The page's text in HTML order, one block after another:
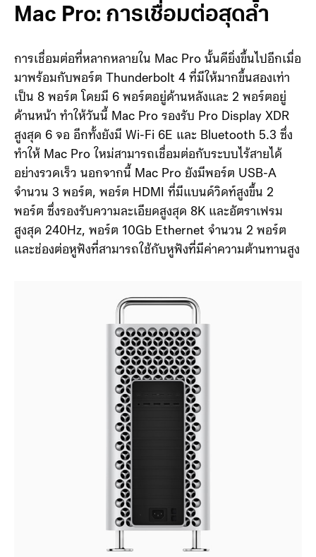
Mac Pro: การเชื่อมต่อสุดล้ำ
การเชื่อมต่อที่หลากหลายใน Mac Pro นั้นดียิ่งขึ้นไปอีกเมื่อ
มาพร้อมกับพอร์ต Thunderbolt 4 ที่มีให้มากขึ้นสองเท่า
เป็น 8 พอร์ต โดยมี 6 พอร์ตอยู่ด้านหลังและ 2 พอร์ตอยู่
ด้านหน้า ทำให้วันนี้ Mac Pro รองรับ Pro Display XDR
สูงสุด 6 จอ อีกทั้งยังมี Wi-Fi 6E และ Bluetooth 5.3 ซึ่ง
ทำให้ Mac Pro ใหม่สามารถเชื่อมต่อกับระบบไร้สายได้
อย่างรวดเร็ว นอกจากนี้ Mac Pro ยังมีพอร์ต USB-A
จำนวน 3 พอร์ต, พอร์ต HDMI ที่มีแบนด์วิดท์สูงขึ้น 2
พอร์ต ซึ่งรองรับความละเอียดสูงสุด 8K และอัตราเฟรม
สูงสุด 240Hz, พอร์ต 10Gb Ethernet จำนวน 2 พอร์ต
และช่องต่อหูฟังที่สามารถใช้กับหูฟังที่มีค่าความต้านทานสูง